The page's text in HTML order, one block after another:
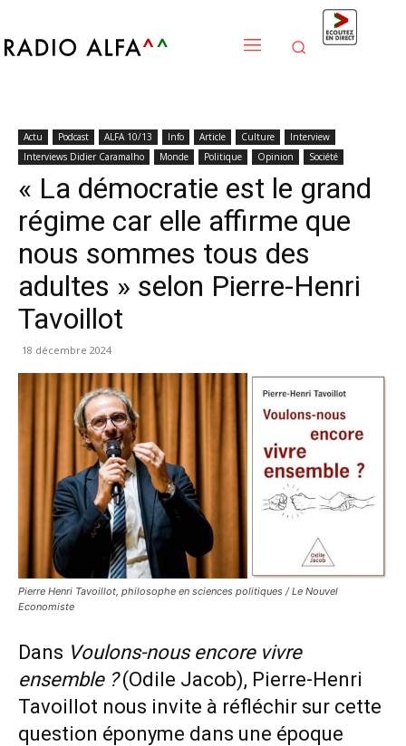
Actu Podcast ALFA 10/13 Info Article Culture
Interview
Interviews Didier Caramalho
Monde Politique Opinion Société
« La démocratie est le grand
régime car elle affirme que
nous sommes tous des
adultes » selon Pierre-Henri
Tavoillot
18 décembre 2024
Pierre Henri Tavoillot, philosophe en sciences politiques / Le Nouvel
Economiste
Dans Voulons-nous encore vivre
ensemble ?(Odile Jacob), Pierre-Henri
Tavoillot nous invite à réfléchir sur cette
question éponyme dans une époque